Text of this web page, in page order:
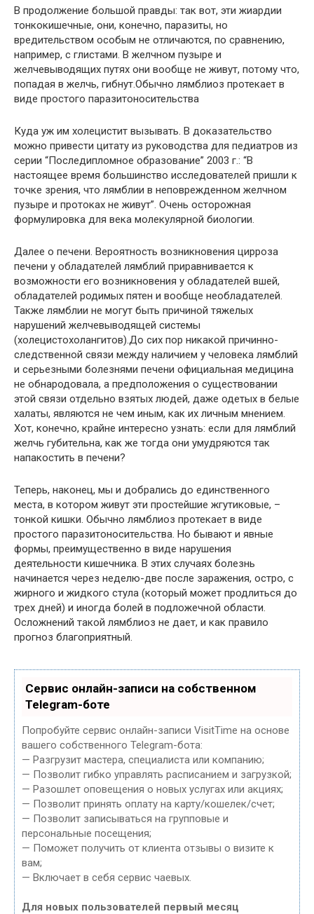
В продолжение большой правды: так вот, эти жиардии
тонкокишечные, они, конечно, паразиты, но
вредительством особым не отличаются, по сравнению,
например, с глистами. В желчном пузыре и
желчевыводящих путях они вообще не живут, потому что,
попадая в желчь, гибнут.Обычно лямблиоз протекает в
виде простого паразитоносительства
Куда уж им холецистит вызывать. В доказательство
можно привести цитату из руководства для педиатров из
серии “Последипломное образование” 2003 г.: “В
настоящее время большинство исследователей пришли к
точке зрения, что лямблии в неповрежденном желчном
пузыре и протоках не живут”. Очень осторожная
формулировка для века молекулярной биологии.
Далее о печени. Вероятность возникновения цирроза
печени у обладателей лямблий приравнивается к
возможности его возникновения у обладателей вшей,
обладателей родимых пятен и вообще необладателей.
Также лямблии не могут быть причиной тяжелых
нарушений желчевыводящей системы
(холецистохолангитов).До сих пор никакой причинно-
следственной связи между наличием у человека лямблий
и серьезными болезнями печени официальная медицина
не обнародовала, а предположения о существовании
этой связи отдельно взятых людей, даже одетых в белые
халаты, являются не чем иным, как их личным мнением.
Хот, конечно, крайне интересно узнать: если для лямблий
желчь губительна, как же тогда они умудряются так
напакостить в печени?
Теперь, наконец, мы и добрались до единственного
места, в котором живут эти простейшие жгутиковые, –
тонкой кишки. Обычно лямблиоз протекает в виде
простого паразитоносительства. Но бывают и явные
формы, преимущественно в виде нарушения
деятельности кишечника. В этих случаях болезнь
начинается через неделю-две после заражения, остро, с
жирного и жидкого стула (который может продлиться до
трех дней) и иногда болей в подложечной области.
Осложнений такой лямблиоз не дает, и как правило
прогноз благоприятный.
Сервис онлайн-записи на собственном
Telegram-боте
Попробуйте сервис онлайн-записи VisitTime на основе
вашего собственного Telegram-бота:
— Разгрузит мастера, специалиста или компанию;
— Позволит гибко управлять расписанием и загрузкой;
— Разошлет оповещения о новых услугах или акциях;
— Позволит принять оплату на карту/кошелек/счет;
— Позволит записываться на групповые и
персональные посещения;
— Поможет получить от клиента отзывы о визите к
вам;
— Включает в себя сервис чаевых.
Для новых пользователей первый месяц